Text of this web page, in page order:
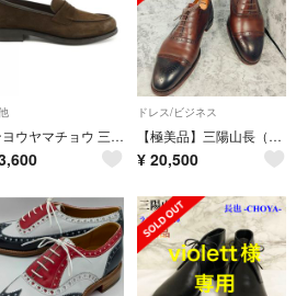
サンヨウヤマチョウ 三陽山長 シューズ
ドレス/ビジネス
【極美品】三陽山長（7）セミブローグ ストレートチップ メダリオン ブラウン
¥ 20,500